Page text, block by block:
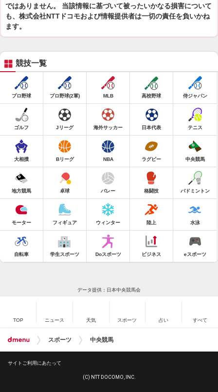
ではありません。 当該情報に基づいて被ったいかなる損害について
も、株式会社NTTドコモおよび情報提供者は一切の責任を負いかね
ます。
競技一覧
プロ野球 プロ野球(2軍) MLB 高校野球 侍ジャパン
ゴルフ Jリーグ 海外サッカー 日本代表 テニス
大相撲 Bリーグ NBA ラグビー 中央競馬
地方競馬 卓球 バレー 格闘技 バドミントン
モーター フィギュア ウィンター 陸上 水泳
自転車 学生スポーツ Doスポーツ ビジネス eスポーツ
データ提供：日本中央競馬会
TOP ニュース 天気 スポーツ 占い すべて
スポーツ 中央競馬
サイトご利用にあたって
(C) NTT DOCOMO, INC.